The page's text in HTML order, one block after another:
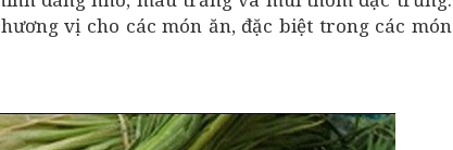
vị cho các món ăn, đặc biệt trong các món